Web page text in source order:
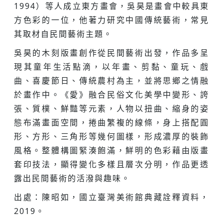
1994）等人成立東方畫會，吳昊是畫會中較具東
方色彩的一位，他著力研究中國傳統藝術，常見
其取材自民間藝術主題。
吳昊的木刻版畫創作從民間藝術出發，作品多呈
現其童年生活點滴，以年畫、剪黏、童玩、戲
曲、喜慶節日、傳統農村為主，並將思鄉之情融
於畫作中。《愛》融合民俗文化美學中變形、誇
張、質樸、鮮豔等元素，人物以扭曲、縮身的姿
態布滿畫面空間，捲曲繁複的線條，身上搭配圓
形、方形、三角形等幾何圖樣，形成濃厚的裝飾
風格。整體構圖緊湊飽滿，鮮明的色彩藉由版畫
套印技法，顯得變化多樣且層次分明，作品更透
露出民間藝術的活潑與趣味。
出處：陳昭如，國立臺灣美術館典藏詮釋資料，
2019。